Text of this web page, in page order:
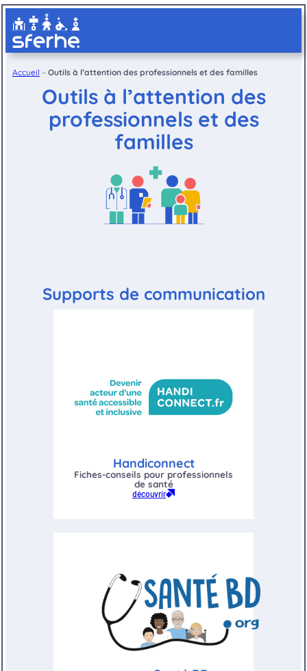
contenu
Accueil – Outils à l’attention des professionnels et des familles
Outils à l’attention des
professionnels et des
familles
Supports de communication
Handiconnect
Fiches-conseils pour professionnels
de santé
découvrir